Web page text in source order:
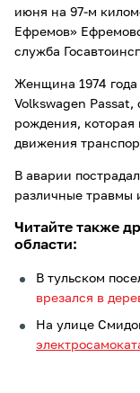
июня на 97-м
Ефремов»
служба
Женщина 1974 года
Volkswagen
рождения, которая
движения
В аварии
различные травмы
Читайте также
области:
В тульском
врезался в
На улице